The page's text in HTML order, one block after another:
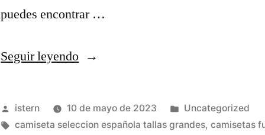
puedes encontrar …
Seguir leyendo«enmarcar
de
futbol»
Publicado
por
istern 10 de mayo de 2023
Publicado
en
Uncategorized
Etiquetas:
camiseta seleccion española tallas grandes,camisetas